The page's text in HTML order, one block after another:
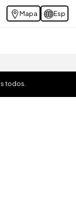
Mapa Esp
todos.